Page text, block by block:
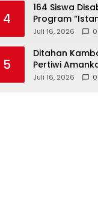
4
164 Siswa
Program
Sekolah”,
Juli 16, 2026 0
5
Ditahan
Pertiwi
Semifinal Piala
Juli 16, 2026 0